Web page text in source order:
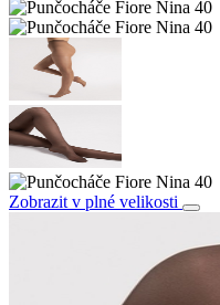
Zobrazit v plné velikosti